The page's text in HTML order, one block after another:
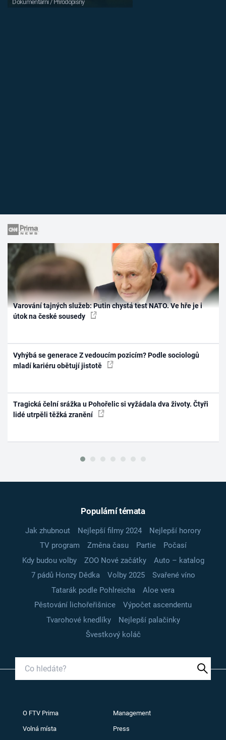
Dokumentární / Přírodopisný
Varování tajných služeb: Putin chystá test NATO. Ve hře je i
útok na české sousedy
Vyhýbá se generace Z vedoucím pozicím? Podle sociologů
mladí kariéru obětují jistotě
Tragická čelní srážka u Pohořelic si vyžádala dva životy. Čtyři
lidé utrpěli těžká zranění
Populární témata
Jak zhubnout Nejlepší filmy 2024
Nejlepší horory
TV program
Změna času Partie
Počasí
Kdy budou volby
ZOO Nové začátky
Auto – katalog
7 pádů Honzy Dědka
Volby 2025
Svařené víno
Tatarák podle Pohlreicha
Aloe vera
Pěstování lichořeřišnice
Výpočet ascendentu
Tvarohové knedlíky
Nejlepší palačinky
Švestkový koláč
O FTV Prima Management
Volná místa Press